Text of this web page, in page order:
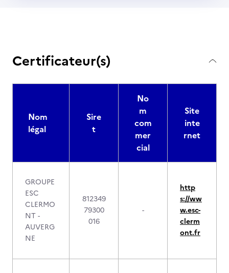
Certificateur(s)
Nom
légal
Sire
t
No
m
com
mer
cial
Site
inte
rnet
GROUPE
ESC
CLERMO
NT -
AUVERG
NE
812349
79300
016
-
http
s://ww
w.esc-
clerm
ont.fr